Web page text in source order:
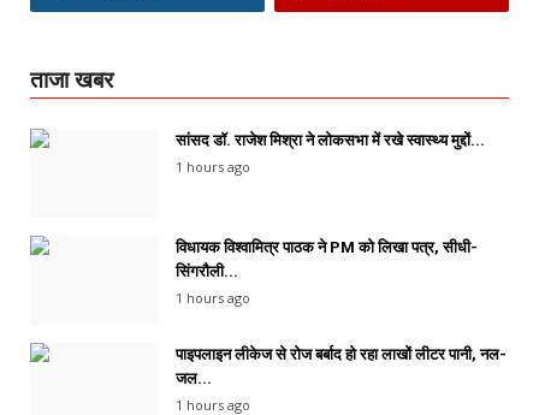
ताजा खबर
सांसद डॉ. राजेश मिश्रा ने लोकसभा में रखे स्वास्थ्य मुद्दों...
1 hours ago
विधायक विश्वामित्र पाठक ने PM को लिखा पत्र, सीधी-
सिंगरौली...
1 hours ago
पाइपलाइन लीकेज से रोज बर्बाद हो रहा लाखों लीटर पानी, नल-
जल...
1 hours ago